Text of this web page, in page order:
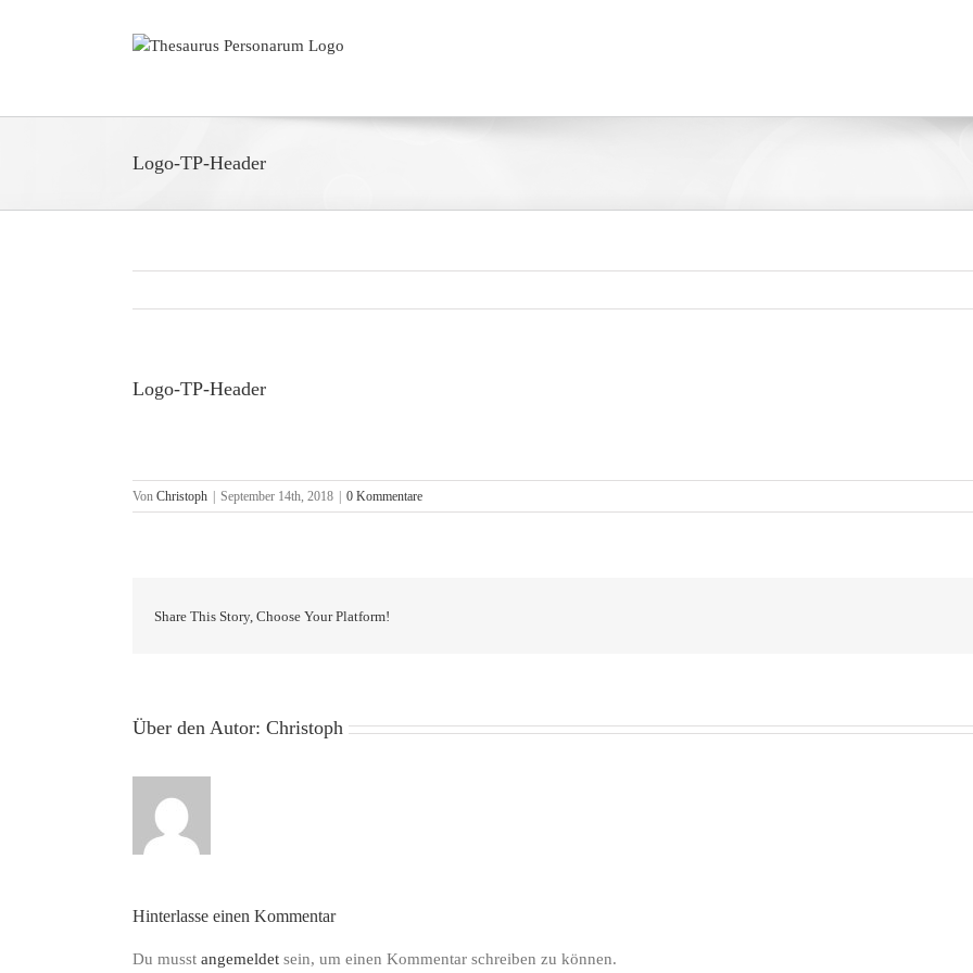
Logo-TP-Header
Logo-TP-Header
Von Christoph September 14th, 2018 0 Kommentare
Share This Story, Choose Your Platform!
Über den Autor: Christoph
Hinterlasse einen Kommentar
Du musst angemeldet sein, um einen Kommentar schreiben zu können.